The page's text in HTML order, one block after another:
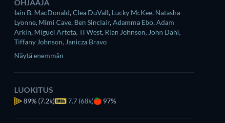
OHJAAJA
Iain B. MacDonald,Clea DuVall, Lucky McKee, Natasha
Lyonne, Mimi Cave, Ben Sinclair,Adamma Ebo,Adam
Arkin, Miguel Arteta,Ti West, Rian Johnson, John Dahl,
Tiffany Johnson, Janicza Bravo
Näytä enemmän
LUOKITUS
89% (7.2k) 7.7 (68k) 97%